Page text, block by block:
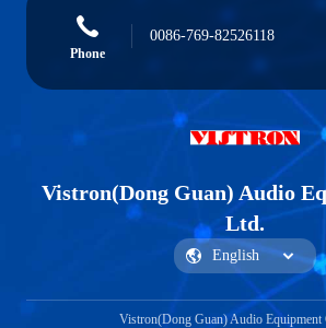
Phone
0086-769-82526118
Vistron(Dong Guan) Audio
Ltd.
Vistron(Dong Guan) Audio Equipment